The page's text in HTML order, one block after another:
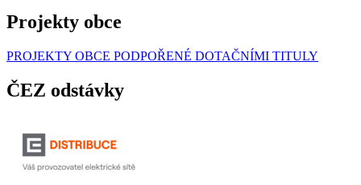
Projekty obce
PROJEKTY OBCE PODPOŘENÉ DOTAČNÍMI TITULY
ČEZ odstávky